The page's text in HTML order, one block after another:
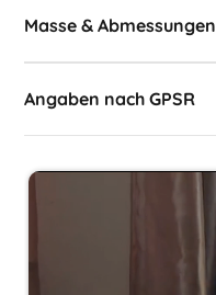
Masse & Abmessungen
Angaben nach GPSR